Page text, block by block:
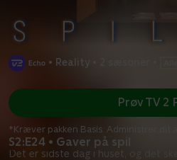
• Reality
S2:E24 • Gaver på spil
Det er sidste dag i huset, og det
Prøv TV 2
*Kræver pakken Basis. Administrer dit